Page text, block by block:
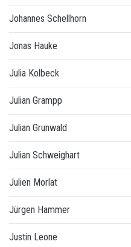
Johannes Schellhorn
Jonas Hauke
Julia Kolbeck
Julian Grampp
Julian Grunwald
Julian Schweighart
Julien Morlat
Jürgen Hammer
Justin Leone